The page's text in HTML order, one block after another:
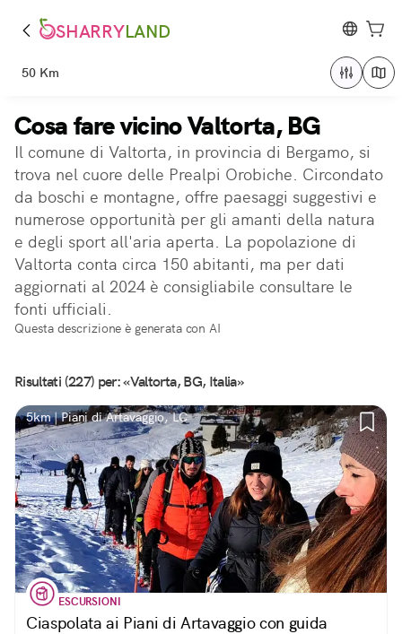
SHARRYLAND
50 Km
Cosa fare vicino Valtorta, BG
Il comune di Valtorta, in provincia di Bergamo, si
trova nel cuore delle Prealpi Orobiche. Circondato
da boschi e montagne, offre paesaggi suggestivi e
numerose opportunità per gli amanti della natura
e degli sport all'aria aperta. La popolazione di
Valtorta conta circa 150 abitanti, ma per dati
aggiornati al 2024 è consigliabile consultare le
fonti ufficiali.
Questa descrizione è generata con AI
Risultati (227) per: «Valtorta, BG, Italia»
5km | Piani di Artavaggio, LC
ESCURSIONI
Ciaspolata ai Piani di Artavaggio con guida